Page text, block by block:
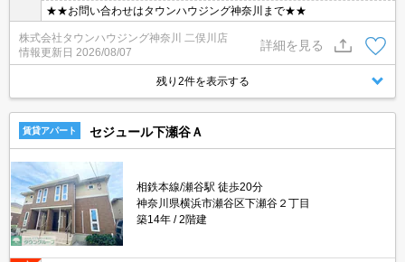
★★お問い合わせはタウンハウジング神奈川まで★★
株式会社タウンハウジング神奈川 二俣川店
情報更新日 2026/08/07
詳細を見る
残り2件を表示する
賃貸アパート セジュール下瀬谷Ａ
相鉄本線/瀬谷駅 徒歩20分
神奈川県横浜市瀬谷区下瀬谷２丁目
築14年
2階建